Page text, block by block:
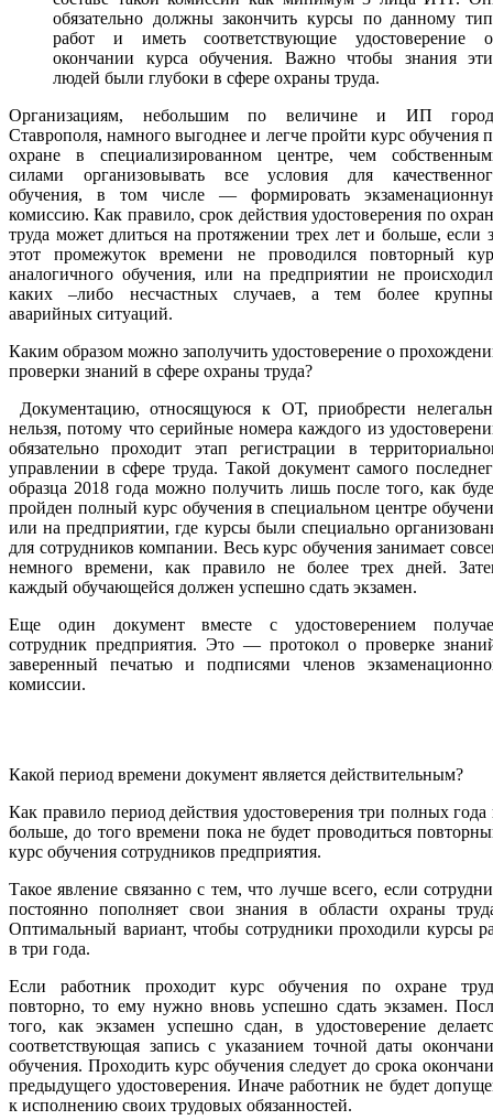
обязательно должны закончить курсы по данному
работ и иметь соответствующие удостоверение
окончании курса обучения. Важно чтобы знания
людей были глубоки в сфере охраны труда.
Организациям, небольшим по величине и ИП
Ставрополя, намного выгоднее и легче пройти курс обучения
охране в специализированном центре, чем
силами организовывать все условия для
обучения, в том числе — формировать
комиссию. Как правило, срок действия удостоверения по
труда может длиться на протяжении трех лет и больше, если
этот промежуток времени не проводился повторный
аналогичного обучения, или на предприятии не
каких –либо несчастных случаев, а тем более
аварийных ситуаций.
Каким образом можно заполучить удостоверение о
проверки знаний в сфере охраны труда?
Документацию, относящуюся к ОТ, приобрести
нельзя, потому что серийные номера каждого из
обязательно проходит этап регистрации в
управлении в сфере труда. Такой документ самого
образца 2018 года можно получить лишь после того, как
пройден полный курс обучения в специальном центре
или на предприятии, где курсы были специально
для сотрудников компании. Весь курс обучения занимает
немного времени, как правило не более трех дней.
каждый обучающейся должен успешно сдать экзамен.
Еще один документ вместе с удостоверением
сотрудник предприятия. Это — протокол о проверке
заверенный печатью и подписями членов
комиссии.
Какой период времени документ является действительным?
Как правило период действия удостоверения три полных года
больше, до того времени пока не будет проводиться
курс обучения сотрудников предприятия.
Такое явление связанно с тем, что лучше всего, если
постоянно пополняет свои знания в области охраны
Оптимальный вариант, чтобы сотрудники проходили курсы
в три года.
Если работник проходит курс обучения по охране
повторно, то ему нужно вновь успешно сдать экзамен.
того, как экзамен успешно сдан, в удостоверение
соответствующая запись с указанием точной даты
обучения. Проходить курс обучения следует до срока
предыдущего удостоверения. Иначе работник не будет
к исполнению своих трудовых обязанностей.